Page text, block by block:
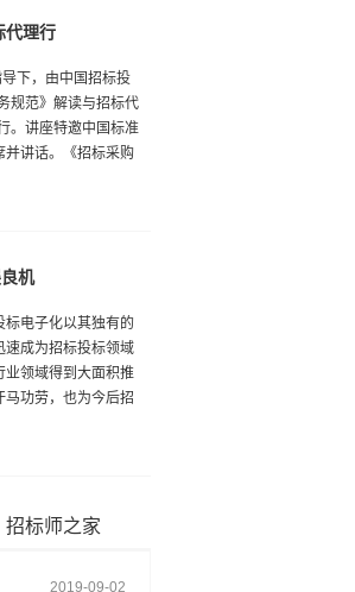
代理行
下，由中国招标投
规范》解读与招标代
。讲座特邀中国标准
并讲话。《招标采购
机
电子化以其独有的
速成为招标投标领域
业领域得到大面积推
功劳，也为今后招
招标师之家
2019-09-02